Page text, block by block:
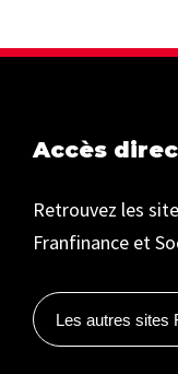
Accès
Retrouvez les
Franfinance et
Les autres sites